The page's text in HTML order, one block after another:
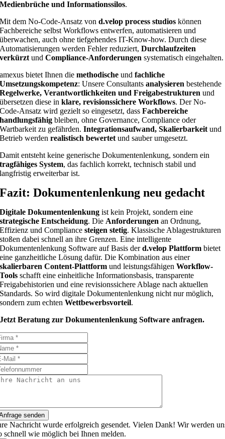
Medienbrüche und Informationssilos.
Mit dem No-Code-Ansatz vond.velop process studios können
Fachbereiche selbst Workflows entwerfen, automatisieren und
überwachen, auch ohne tiefgehendes IT-Know-how. Durch diese
Automatisierungen werden Fehler reduziert,Durchlaufzeiten
verkürzt undCompliance-Anforderungen systematisch eingehalten.
amexus bietet Ihnen diemethodische undfachliche
Umsetzungskompetenz: Unsere Consultantsanalysieren bestehende
Regelwerke, Verantwortlichkeiten und Freigabestrukturen und
übersetzen diese inklare, revisionssichere Workflows. Der No-
Code-Ansatz wird gezielt so eingesetzt, dassFachbereiche
handlungsfähig bleiben, ohne Governance, Compliance oder
Wartbarkeit zu gefährden.Integrationsaufwand, Skalierbarkeit und
Betrieb werdenrealistisch bewertet und sauber umgesetzt.
Damit entsteht keine generische Dokumentenlenkung, sondern ein
tragfähiges System, das fachlich korrekt, technisch stabil und
langfristig erweiterbar ist.
Fazit: Dokumentenlenkung neu gedacht
Digitale Dokumentenlenkung ist kein Projekt, sondern eine
strategische Entscheidung. Die Anforderungen an Ordnung,
Effizienz und Compliancesteigen stetig. Klassische Ablagestrukturen
stoßen dabei schnell an ihre Grenzen. Eine intelligente
Dokumentenlenkung Software auf Basis derd.velop Plattform bietet
eine ganzheitliche Lösung dafür. Die Kombination aus einer
skalierbaren Content-Plattform und leistungsfähigenWorkflow-
Tools schafft eine einheitliche Informationsbasis, transparente
Freigabehistorien und eine revisionssichere Ablage nach aktuellen
Standards. So wird digitale Dokumentenlenkung nicht nur möglich,
sondern zum echtenWettbewerbsvorteil.
Jetzt Beratung zur Dokumentenlenkung Software anfragen.
senden
Nachricht wurde erfolgreich gesendet. Vielen Dank! Wir werden
schnell wie möglich bei Ihnen melden.